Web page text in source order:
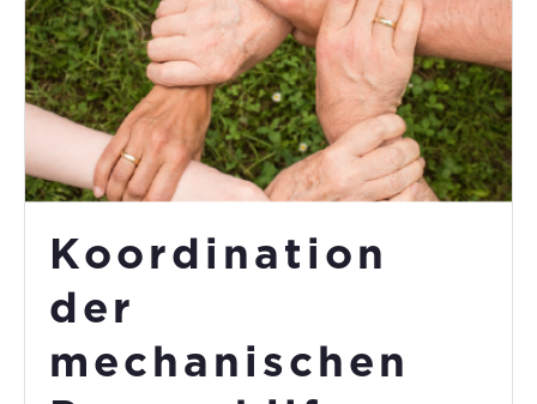
Koordination
der
mechanischen